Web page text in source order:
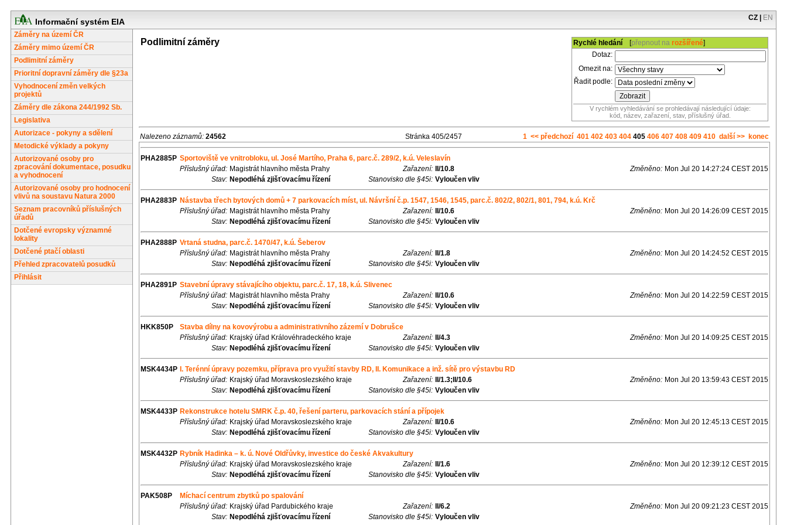
Informační systém EIA CZ EN
Záměry na území ČR
Záměry mimo území ČR
Podlimitní záměry
Prioritní dopravní záměry dle §23a
Vyhodnocení změn velkých
projektů
Záměry dle zákona 244/1992 Sb.
Legislativa
Autorizace - pokyny a sdělení
Metodické výklady a pokyny
Autorizované osoby pro
zpracování dokumentace, posudku
a vyhodnocení
Autorizované osoby pro hodnocení
vlivů na soustavu Natura 2000
Seznam pracovníků příslušných
úřadů
Dotčené evropsky významné
lokality
Dotčené ptačí oblasti
Přehled zpracovatelů posudků
Přihlásit
Podlimitní záměry Rychlé hledání [přepnout na rozšířené]
Dotaz:
Omezit na:
Řadit podle:
V rychlém vyhledávání se prohledávají následující údaje:
kód, název, zařazení, stav, příslušný úřad.
Nalezeno záznamů: 24562 Stránka 405/2457 1 << předchozí 401 402 403 404 405 406 407 408 409 410 další >> konec
PHA2885P Sportoviště ve vnitrobloku, ul. José Martího, Praha 6, parc.č. 289/2, k.ú. Veleslavín
Příslušný úřad: Magistrát hlavního města Prahy Zařazení: II/10.8 Změněno: Mon Jul 20 14:27:24 CEST 2015
Stav: Nepodléhá zjišťovacímu řízení Stanovisko dle §45i: Vyloučen vliv
PHA2883P Nástavba třech bytových domů + 7 parkovacích míst, ul. Návršní č.p. 1547, 1546, 1545, parc.č. 802/2, 802/1, 801, 794, k.ú. Krč
Příslušný úřad: Magistrát hlavního města Prahy Zařazení: II/10.6 Změněno: Mon Jul 20 14:26:09 CEST 2015
Stav: Nepodléhá zjišťovacímu řízení Stanovisko dle §45i: Vyloučen vliv
PHA2888P Vrtaná studna, parc.č. 1470/47, k.ú. Šeberov
Příslušný úřad: Magistrát hlavního města Prahy Zařazení: II/1.8 Změněno: Mon Jul 20 14:24:52 CEST 2015
Stav: Nepodléhá zjišťovacímu řízení Stanovisko dle §45i: Vyloučen vliv
PHA2891P Stavební úpravy stávajícího objektu, parc.č. 17, 18, k.ú. Slivenec
Příslušný úřad: Magistrát hlavního města Prahy Zařazení: II/10.6 Změněno: Mon Jul 20 14:22:59 CEST 2015
Stav: Nepodléhá zjišťovacímu řízení Stanovisko dle §45i: Vyloučen vliv
HKK850P
Stavba dílny na kovovýrobu a administrativního zázemí v Dobrušce
Příslušný úřad: Krajský úřad Královéhradeckého kraje Zařazení: II/4.3 Změněno: Mon Jul 20 14:09:25 CEST 2015
Stav: Nepodléhá zjišťovacímu řízení Stanovisko dle §45i: Vyloučen vliv
MSK4434P I. Terénní úpravy pozemku, příprava pro využití stavby RD, II. Komunikace a inž. sítě pro výstavbu RD
Příslušný úřad: Krajský úřad Moravskoslezského kraje Zařazení: II/1.3;II/10.6 Změněno: Mon Jul 20 13:59:43 CEST 2015
Stav: Nepodléhá zjišťovacímu řízení Stanovisko dle §45i: Vyloučen vliv
MSK4433P Rekonstrukce hotelu SMRK č.p. 40, řešení parteru, parkovacích stání a přípojek
Příslušný úřad: Krajský úřad Moravskoslezského kraje Zařazení: II/10.6 Změněno: Mon Jul 20 12:45:13 CEST 2015
Stav: Nepodléhá zjišťovacímu řízení Stanovisko dle §45i: Vyloučen vliv
MSK4432P Rybník Hadinka – k. ú. Nové Oldřůvky, investice do české Akvakultury
Příslušný úřad: Krajský úřad Moravskoslezského kraje Zařazení: II/1.6 Změněno: Mon Jul 20 12:39:12 CEST 2015
Stav: Nepodléhá zjišťovacímu řízení Stanovisko dle §45i: Vyloučen vliv
PAK508P
Míchací centrum zbytků po spalování
Příslušný úřad: Krajský úřad Pardubického kraje Zařazení: II/6.2 Změněno: Mon Jul 20 09:21:23 CEST 2015
Stav: Nepodléhá zjišťovacímu řízení Stanovisko dle §45i: Vyloučen vliv